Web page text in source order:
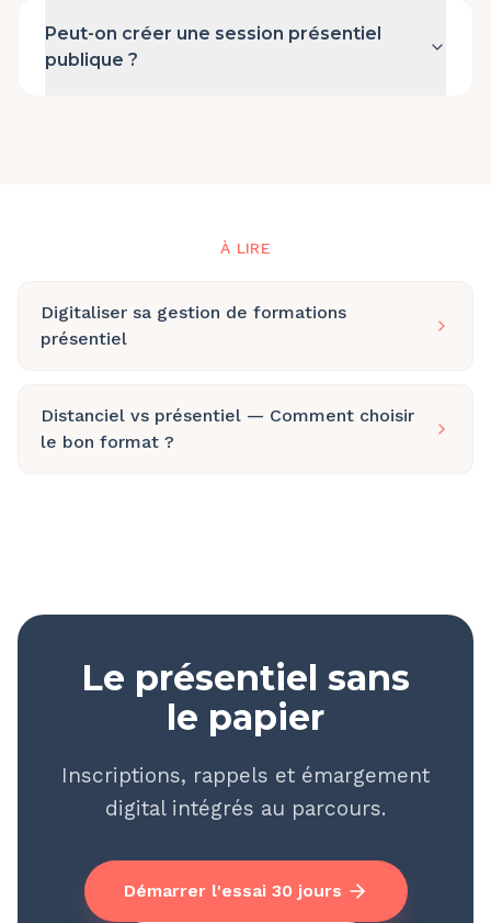
Peut-on créer une session présentiel
publique ?
À LIRE
Digitaliser sa gestion de formations
présentiel
Distanciel vs présentiel — Comment choisir
le bon format ?
Le présentiel sans
le papier
Inscriptions, rappels et émargement
digital intégrés au parcours.
Démarrer l'essai 30 jours